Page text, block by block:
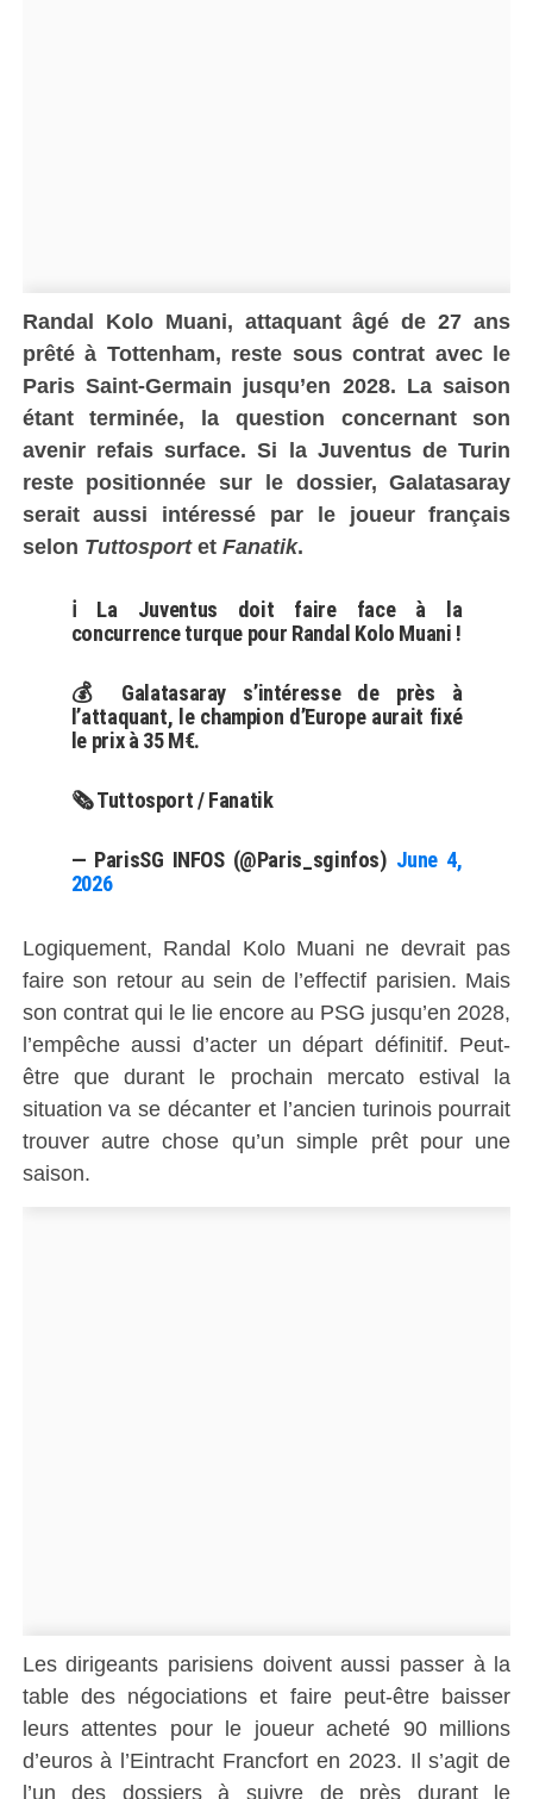
Randal Kolo Muani, attaquant âgé de 27 ans
prêté à Tottenham, reste sous contrat avec le
Paris Saint-Germain jusqu’en 2028. La saison
étant terminée, la question concernant son
avenir refais surface. Si la Juventus de Turin
reste positionnée sur le dossier, Galatasaray
serait aussi intéressé par le joueur français
selon Tuttosportet Fanatik.
ℹ️ La Juventus doit faire face à la
concurrence turque pour Randal Kolo Muani !
💰 Galatasaray s’intéresse de près à
l’attaquant, le champion d’Europe aurait fixé
le prix à 35 M€.
🗞 Tuttosport / Fanatik
— ParisSG INFOS (@Paris_sginfos) June 4,
2026
Logiquement, Randal Kolo Muani ne devrait pas
faire son retour au sein de l’effectif parisien. Mais
son contrat qui le lie encore au PSG jusqu’en 2028,
l’empêche aussi d’acter un départ définitif. Peut-
être que durant le prochain mercato estival la
situation va se décanter et l’ancien turinois pourrait
trouver autre chose qu’un simple prêt pour une
saison.
Les dirigeants parisiens doivent aussi passer à la
table des négociations et faire peut-être baisser
leurs attentes pour le joueur acheté 90 millions
d’euros à l’Eintracht Francfort en 2023. Il s’agit de
l’un des dossiers à suivre de près durant le